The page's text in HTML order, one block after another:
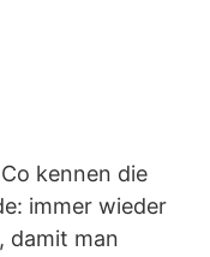
kennen die
immer wieder
damit man